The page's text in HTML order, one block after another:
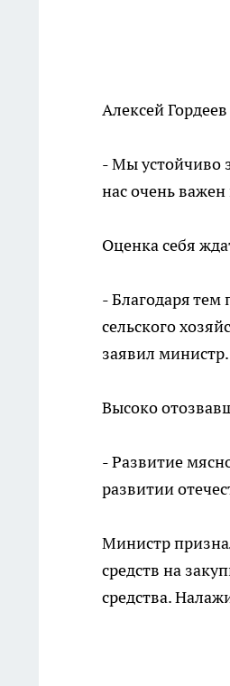
Алексей
- Мы устойчиво
нас очень
Оценка себя
- Благодаря
сельского
заявил
Высоко
- Развитие
развитии
Министр
средств на
средства.